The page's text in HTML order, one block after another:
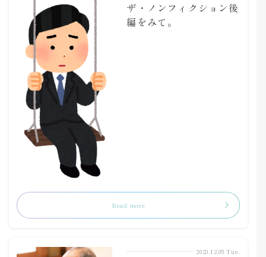
ザ・ノンフィクション後
編をみて。
Read more
2023.12.05 Tue.